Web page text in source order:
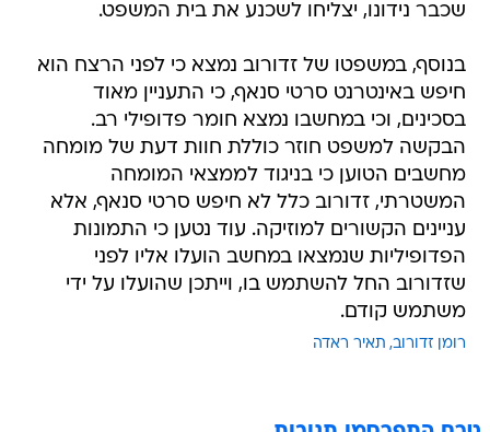
שכבר נידונו, יצליחו לשכנע את בית המשפט.
בנוסף, במשפטו של זדורוב נמצא כי לפני הרצח הוא
חיפש באינטרנט סרטי סנאף, כי התעניין מאוד
בסכינים, וכי במחשבו נמצא חומר פדופילי רב.
הבקשה למשפט חוזר כוללת חוות דעת של מומחה
מחשבים הטוען כי בניגוד לממצאי המומחה
המשטרתי, זדורוב כלל לא חיפש סרטי סנאף, אלא
עניינים הקשורים למוזיקה. עוד נטען כי התמונות
הפדופיליות שנמצאו במחשב הועלו אליו לפני
שזדורוב החל להשתמש בו, וייתכן שהועלו על ידי
משתמש קודם.
רומן זדורוב תאיר ראדה